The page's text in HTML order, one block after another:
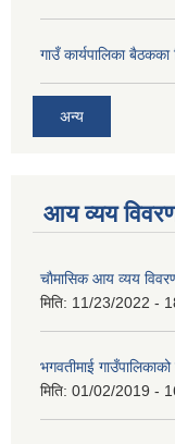
गाउँ कार्यपालिका
अन्य
आय व्यय
चाैमासिक आय व्यय
मिति: 11/23/2022 -
भगवतीमाई
मिति: 01/02/2019 -